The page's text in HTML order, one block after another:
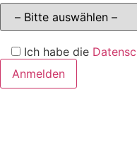
Ich habe die